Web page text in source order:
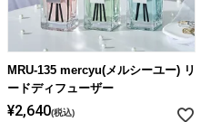
MRU-135 mercyu(メルシーユー) リ
ードディフューザー
¥2,640 税込